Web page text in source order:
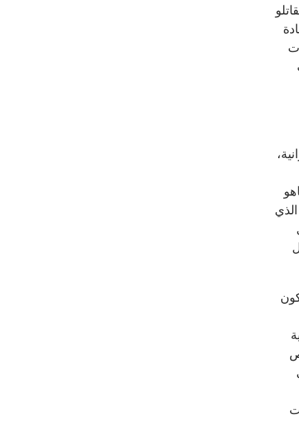
يونيو 2013، لعب مقاتلو
إلى ماهو